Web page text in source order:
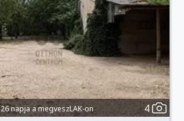
26 napja a megveszLAK-on 4